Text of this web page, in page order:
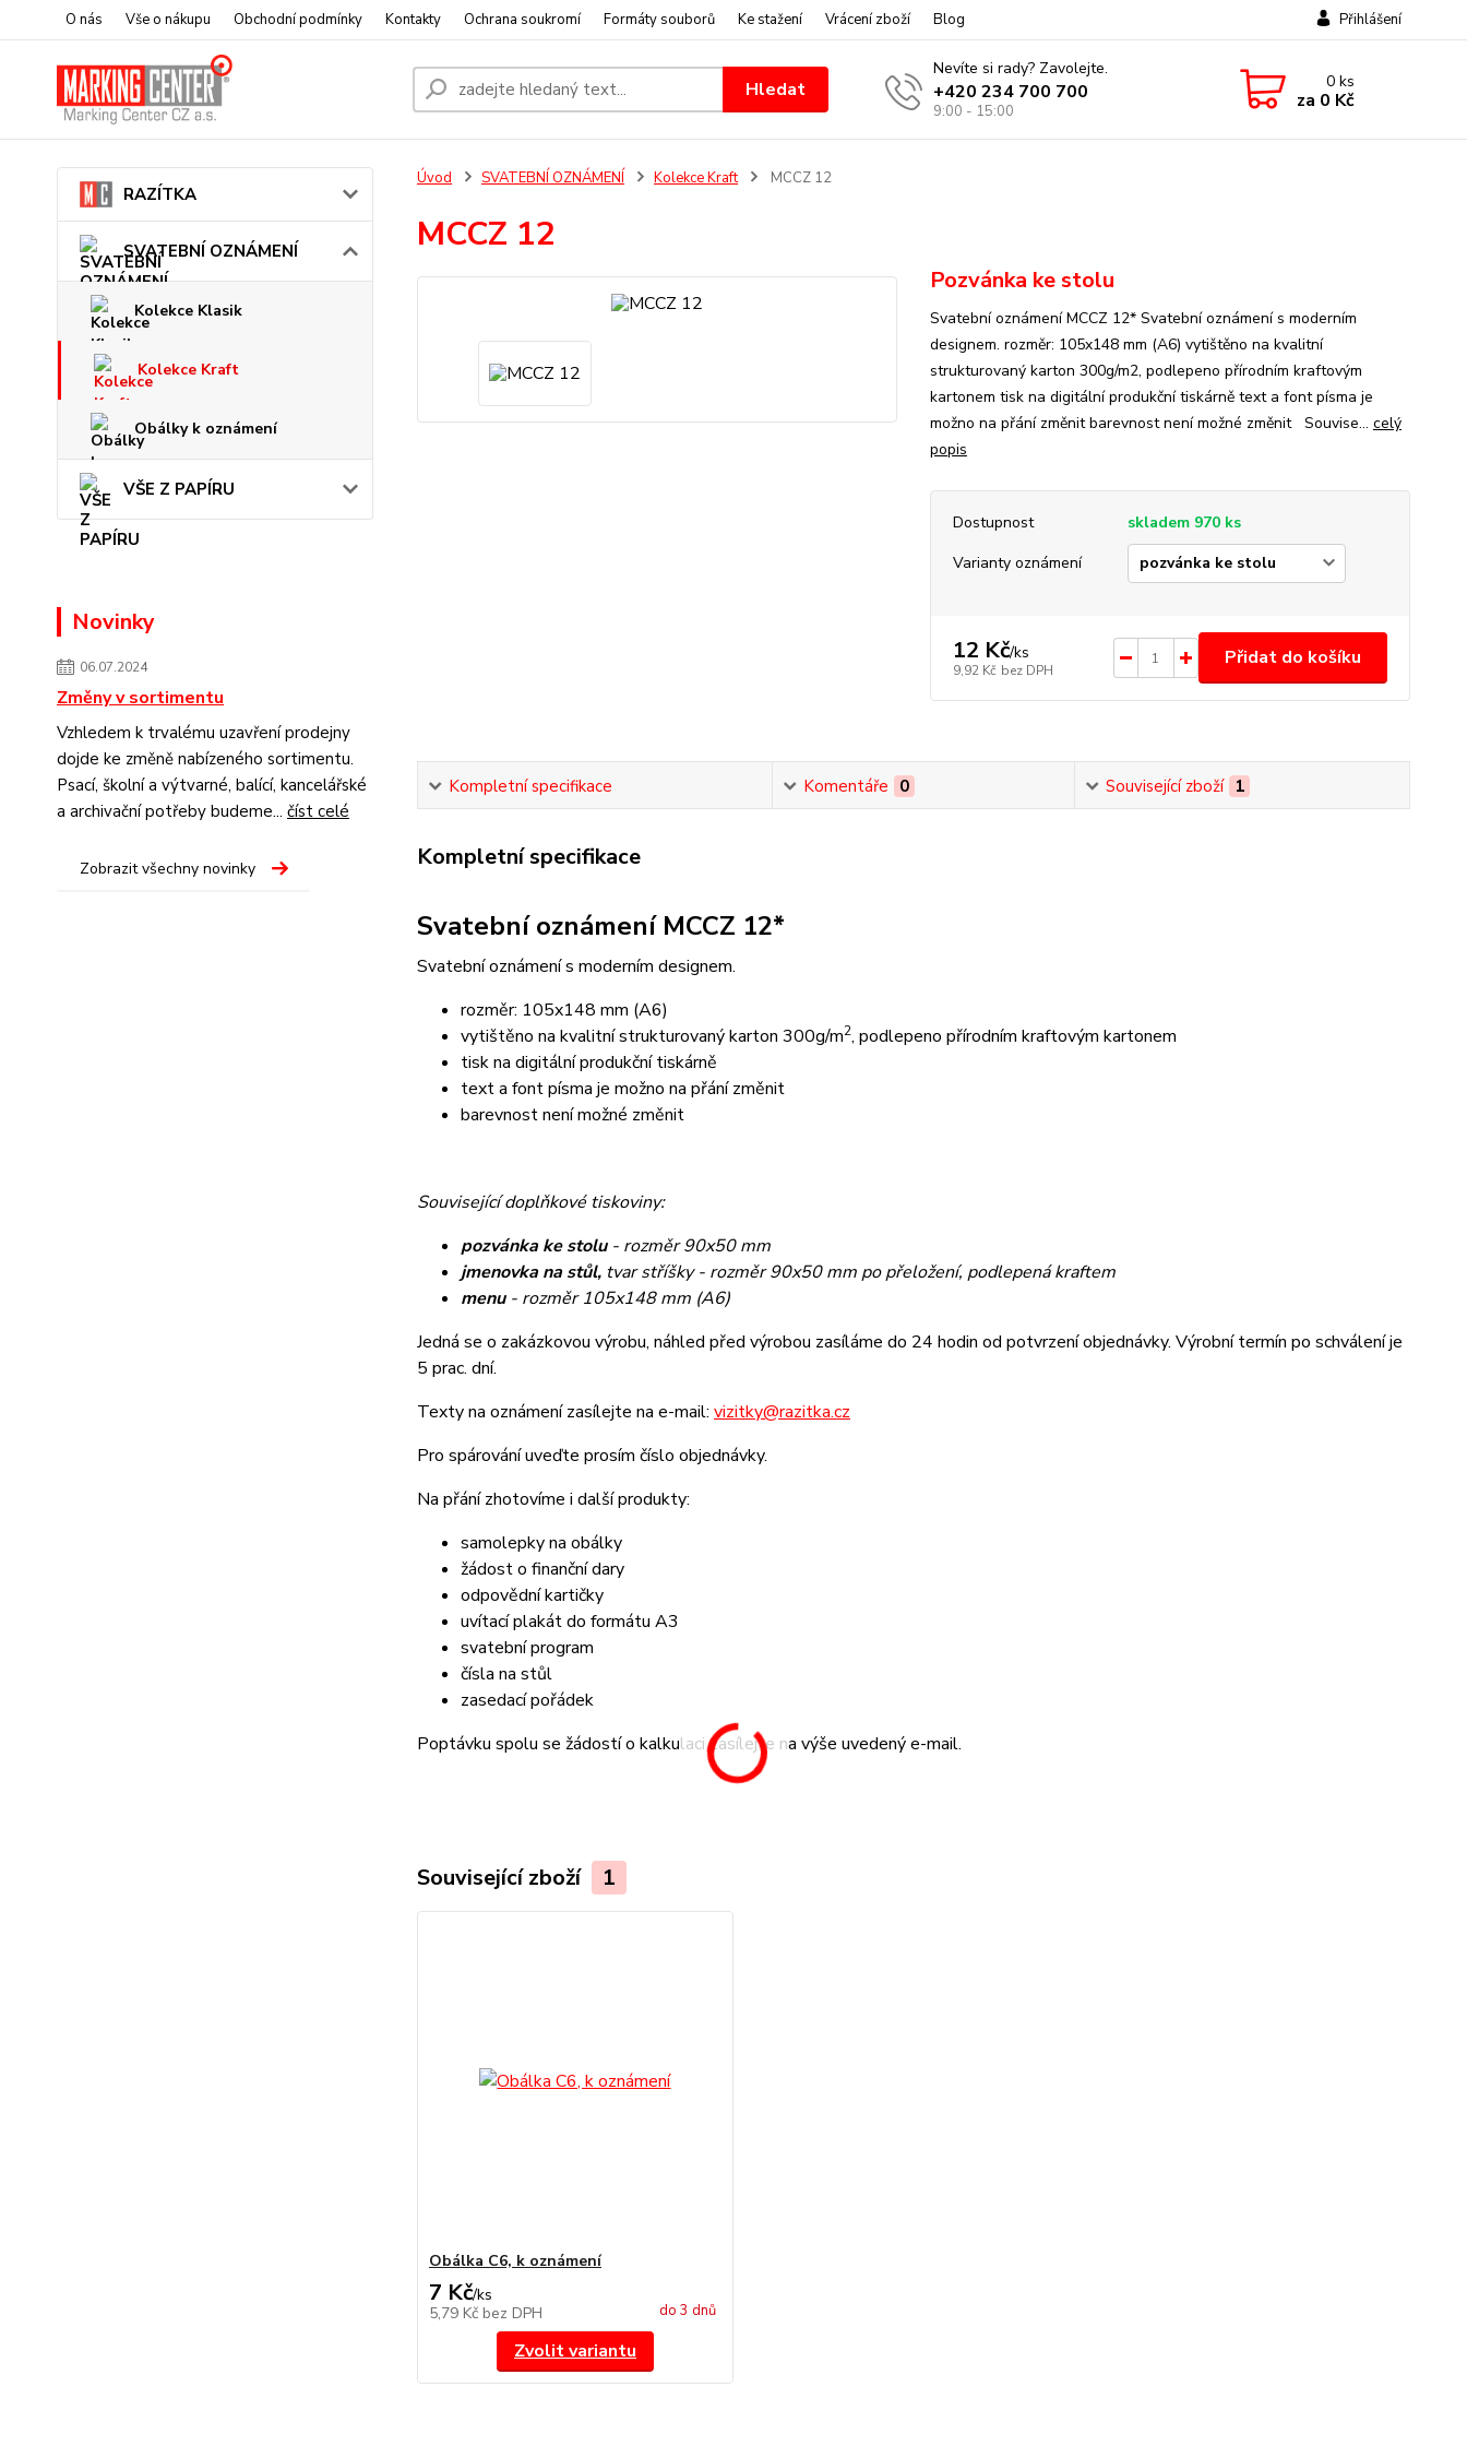
O nás Vše o nákupu Obchodní podmínky Kontakty Ochrana soukromí Formáty souborů Ke stažení Vrácení zboží Blog Přihlášení
Hledat
Nevíte si rady? Zavolejte.
+420 234 700 700
9:00 - 15:00
0ks
za 0 Kč
RAZÍTKA
SVATEBNÍ OZNÁMENÍ
Kolekce Klasik
Kolekce Kraft
Obálky k oznámení
VŠE Z PAPÍRU
Novinky
06.07.2024
Změny v sortimentu
Vzhledem k trvalému uzavření prodejny
dojde ke změně nabízeného sortimentu.
Psací, školní a výtvarné, balící, kancelářské
a archivační potřeby budeme... číst celé
Zobrazit všechny novinky
Úvod SVATEBNÍ OZNÁMENÍ Kolekce Kraft MCCZ 12
MCCZ 12
Pozvánka ke stolu
Svatební oznámení MCCZ 12* Svatební oznámení s moderním
designem. rozměr: 105x148 mm (A6) vytištěno na kvalitní
strukturovaný karton 300g/m2, podlepeno přírodním kraftovým
kartonem tisk na digitální produkční tiskárně text a font písma je
možno na přání změnit barevnost není možné změnit Souvise... celý
popis
Dostupnost
skladem 970 ks
Varianty oznámení
12 Kč/ks
9,92 Kč bez DPH
Přidat do košíku
Kompletní specifikace Komentáře 0 Související zboží 1
Kompletní specifikace
Svatební oznámení MCCZ 12*
Svatební oznámení s moderním designem.
rozměr: 105x148 mm (A6)
vytištěno na kvalitní strukturovaný karton 300g/m2, podlepeno přírodním kraftovým kartonem
tisk na digitální produkční tiskárně
text a font písma je možno na přání změnit
barevnost není možné změnit
Související doplňkové tiskoviny:
pozvánka ke stolu- rozměr 90x50 mm
jmenovka na stůl,tvar stříšky - rozměr 90x50 mm po přeložení, podlepená kraftem
menu- rozměr 105x148 mm (A6)
Jedná se o zakázkovou výrobu, náhled před výrobou zasíláme do 24 hodin od potvrzení objednávky. Výrobní termín po schválení je
5 prac. dní.
Texty na oznámení zasílejte na e-mail: vizitky@razitka.cz
Pro spárování uveďte prosím číslo objednávky.
Na přání zhotovíme i další produkty:
samolepky na obálky
žádost o finanční dary
odpovědní kartičky
uvítací plakát do formátu A3
svatební program
čísla na stůl
zasedací pořádek
Poptávku spolu se žádostí o kalkulaci zasílejte na výše uvedený e-mail.
Související zboží 1
Obálka C6, k oznámení
7 Kč/ks
5,79 Kč bez DPH do 3 dnů
Zvolit variantu